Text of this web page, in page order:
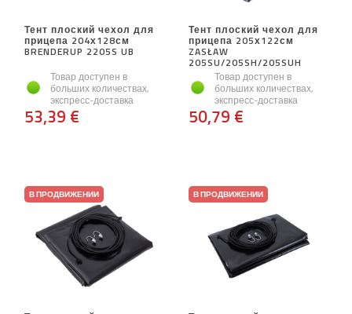
Тент плоский чехол для
прицепа 204х128см
BRENDERUP 2205S UB
Товар доступен в
больших количествах,
экспресс-доставка
53,39 €
Тент плоский чехол для
прицепа 205х122см
ZASŁAW
205SU/205SH/205SUH
Товар доступен в
больших количествах,
экспресс-доставка
50,79 €
В ПРОДВИЖЕНИИ В ПРОДВИЖЕНИИ